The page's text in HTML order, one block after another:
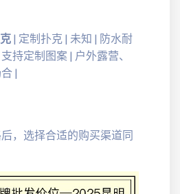
| 定制扑克 | 未知 | 防水耐
持定制图案 | 户外露营、
|
，选择合适的购买渠道同